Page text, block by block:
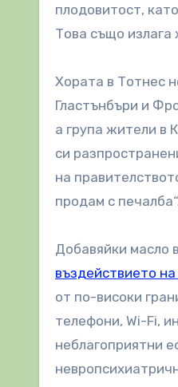
плодовитост,
Това също излага
Хората в Тотнес
Гластънбъри и
а група жители в
си
на
продам с
Добавяйки масло
въздействието на
от по-високи
телефони, Wi-Fi,
неблагоприятни